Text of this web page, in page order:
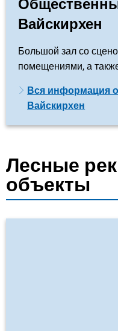
Вайскирхен
Большой зал со
помещениями, а
Вся информация
Вайскирхен
Лесные
объекты